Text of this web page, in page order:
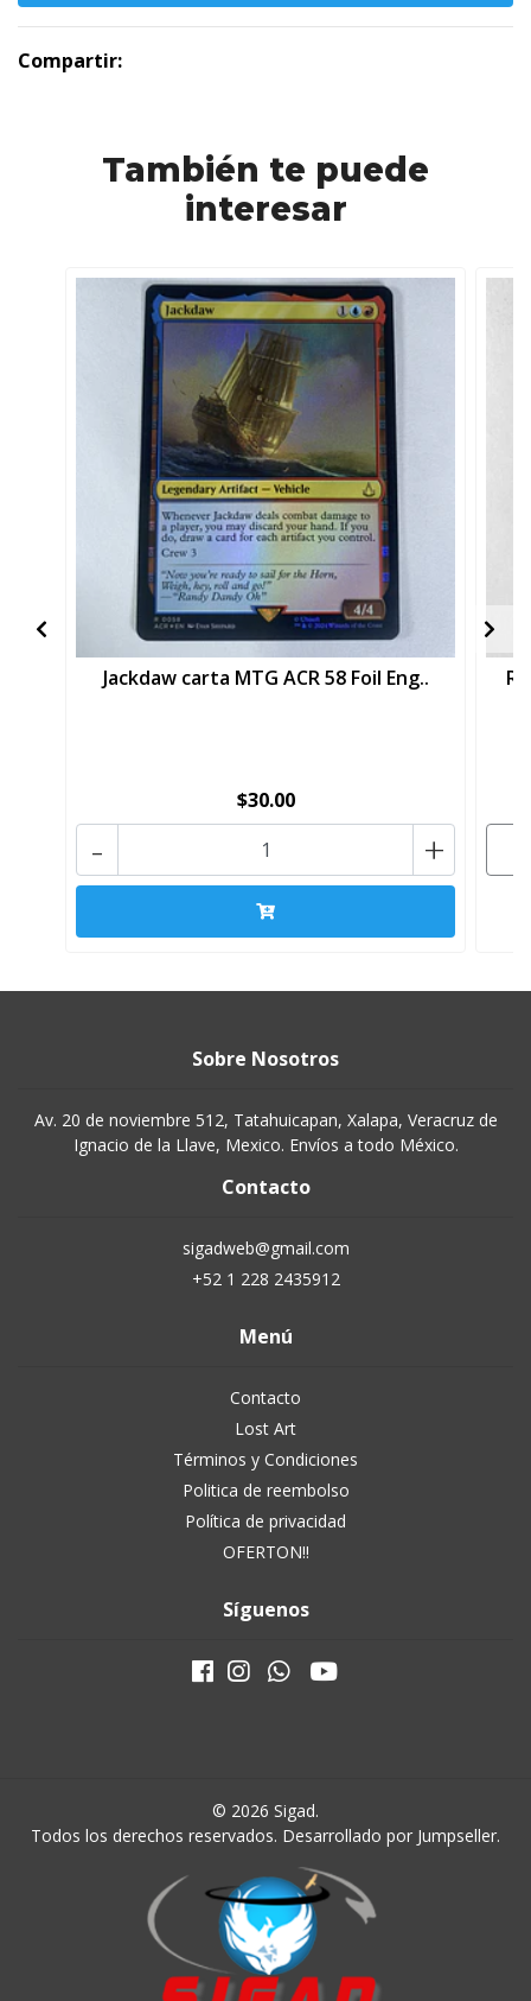
Compartir:
También te puede
interesar
Jackdaw carta MTG ACR 58 Foil Eng..
$30.00
+
-
Sobre Nosotros
Av. 20 de noviembre 512, Tatahuicapan, Xalapa, Veracruz de
Ignacio de la Llave, Mexico. Envíos a todo México.
Contacto
sigadweb@gmail.com
+52 1 228 2435912
Menú
Contacto
Lost Art
Términos y Condiciones
Politica de reembolso
Política de privacidad
OFERTON!!
Síguenos
© 2026 Sigad.
Todos los derechos reservados. Desarrollado por Jumpseller.